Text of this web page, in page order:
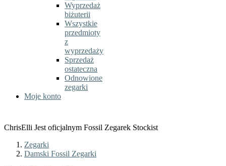
Wyprzedaż
biżuterii
Wszystkie
przedmioty
z
wyprzedaży
Sprzedaż
ostateczna
Odnowione
zegarki
Moje konto
ChrisElli Jest oficjalnym Fossil Zegarek Stockist
Zegarki
Damski Fossil Zegarki